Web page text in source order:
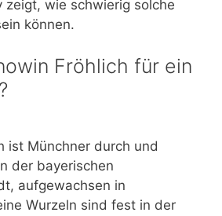
zeigt, wie schwierig solche
können.
Fröhlich für ein
ist Münchner durch und
der bayerischen
aufgewachsen in
Wurzeln sind fest in der